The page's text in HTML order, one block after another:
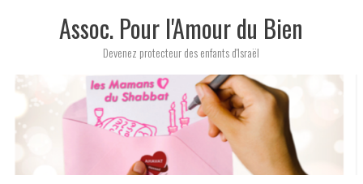
Assoc. Pour l'Amour du Bien
Devenez protecteur des enfants d'Israël